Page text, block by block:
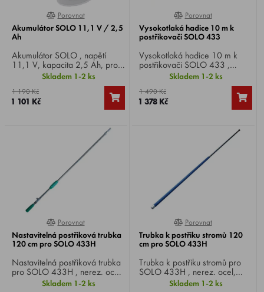
0%
Porovnat
Akumulátor SOLO 11,1 V / 2,5
Ah
Akumulátor SOLO , napětí
11,1 V, kapacita 2,5 Ah, pro
bateriový postřikovač SOLO
441 Classic .
Skladem 1-2 ks
1 190 Kč
1 101 Kč
0%
Porovnat
Vysokotlaká hadice 10 m k
postřikovači SOLO 433
Vysokotlaká hadice 10 m k
postřikovači SOLO 433 ,
závěs na hrdlo nádrže.
Skladem 1-2 ks
1 490 Kč
1 378 Kč
0%
Porovnat
Nastavitelná postřiková trubka
120 cm pro SOLO 433H
Nastavitelná postřiková trubka
pro SOLO 433H , nerez. ocel,
120 cm, 2 trysky 2,2 mm a
Skladem 1-2 ks
0%
Porovnat
Trubka k postřiku stromů 120
cm pro SOLO 433H
Trubka k postřiku stromů pro
SOLO 433H , nerez. ocel,
120 cm.Skladem 1-2 ks